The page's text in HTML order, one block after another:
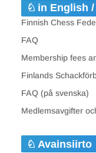
in English
Finnish Chess
FAQ
Membership fees
Finlands
FAQ (på svenska)
Medlemsavgifter
Avainsiirto